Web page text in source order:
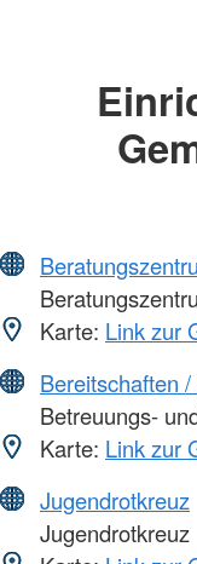
Karte: Link zur
Bereitschaften
Betreuungs-
Karte: Link zur
Jugendrotkreuz
Jugendrotkreuz